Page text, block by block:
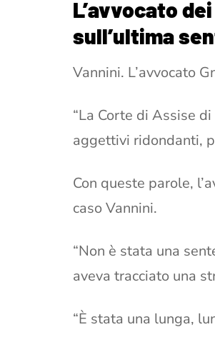
L’avvocato
sull’ultima
Vannini. L’avvocato
“La Corte di Assise
aggettivi ridondanti,
Con queste parole,
caso Vannini.
“Non è stata una
aveva tracciato una
“È stata una lunga,